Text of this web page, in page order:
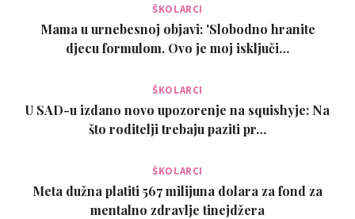
ŠKOLARCI
Mama u urnebesnoj objavi: 'Slobodno hranite
djecu formulom. Ovo je moj isključi…
ŠKOLARCI
U SAD-u izdano novo upozorenje na squishyje: Na
što roditelji trebaju paziti pr…
ŠKOLARCI
Meta dužna platiti 567 milijuna dolara za fond za
mentalno zdravlje tinejdžera